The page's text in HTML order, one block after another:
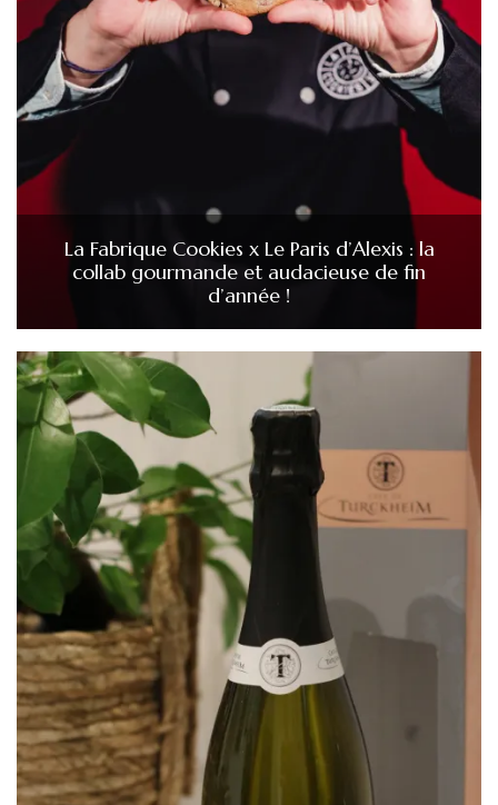
La Fabrique Cookies x Le Paris d’Alexis : la
collab gourmande et audacieuse de fin
d’année !